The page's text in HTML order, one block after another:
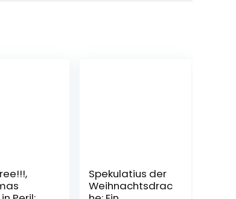
Spekulatius der
Weihnachtsdrac